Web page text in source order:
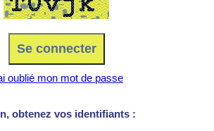
oublié mon mot de passe
obtenez vos identifiants :